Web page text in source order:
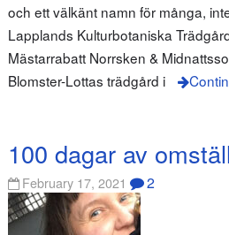
och ett välkänt namn för många,
Lapplands Kulturbotaniska
Mästarrabatt Norrsken &
Blomster-Lottas trädgård i
100 dagar av
February 17, 2021 2